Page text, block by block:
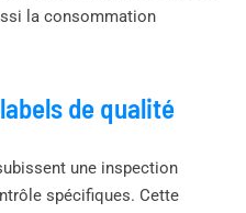
la consommation
de qualité
une inspection
spécifiques. Cette